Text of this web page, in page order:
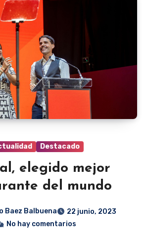
Destacado
elegido mejor
del mundo
Baez Balbuena
22 junio, 2023
No hay comentarios